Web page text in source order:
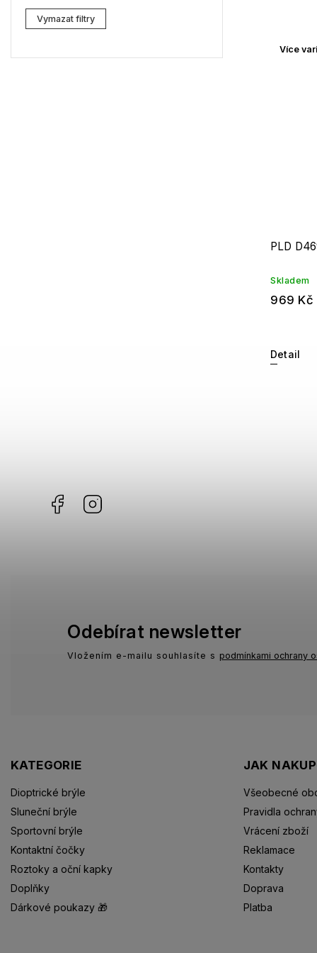
Lacoste
Vymazat filtry
Více
PLD
Skladem
969 Kč
Detail
Facebook
KATEGORIE
Dioptrické brýle
Sluneční brýle
Sportovní brýle
Kontaktní čočky
Roztoky a oční kapky
Doplňky
Dárkové poukazy 🎁
JAK
Všeobecné
Pravidla
Vrácení zboží
Reklamace
Kontakty
Doprava
Platba
Odebírat newsletter
Vložením e-mailu souhlasíte s podmínkami ochrany